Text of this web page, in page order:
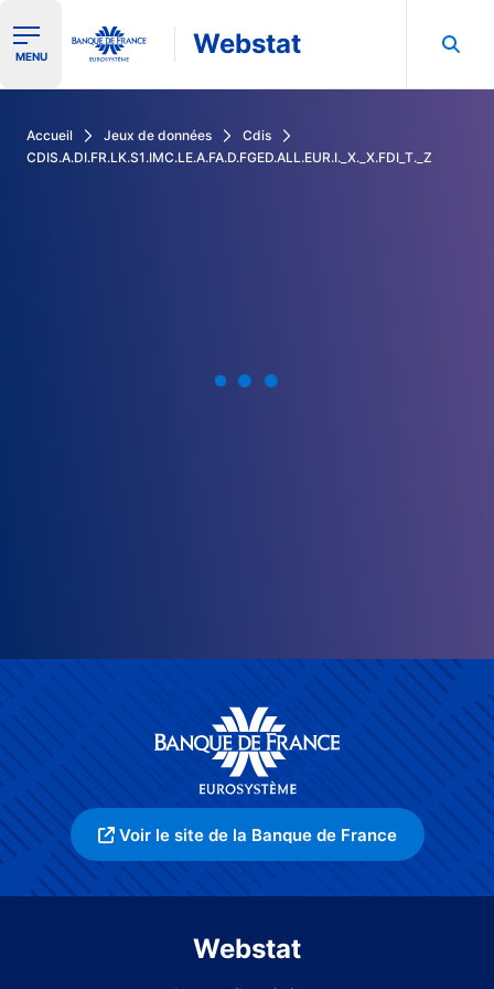
Ouvrir le menu de navigation
MENU Webstat
Accueil Jeux de données
Cdis
CDIS.A.DI.FR.LK.S1.IMC.LE.A.FA.D.FGED.ALL.EUR.I._X._X.FDI_T._Z
Voir le site de la Banque de France
Webstat